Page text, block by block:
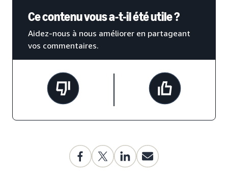
Ce contenu vous a-t-il été utile ?
Aidez-nous à nous améliorer en partageant
vos commentaires.